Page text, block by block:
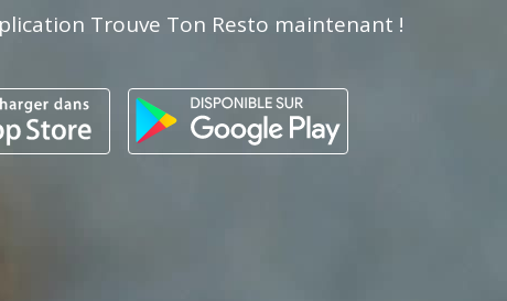
Trouve Ton Resto maintenant !